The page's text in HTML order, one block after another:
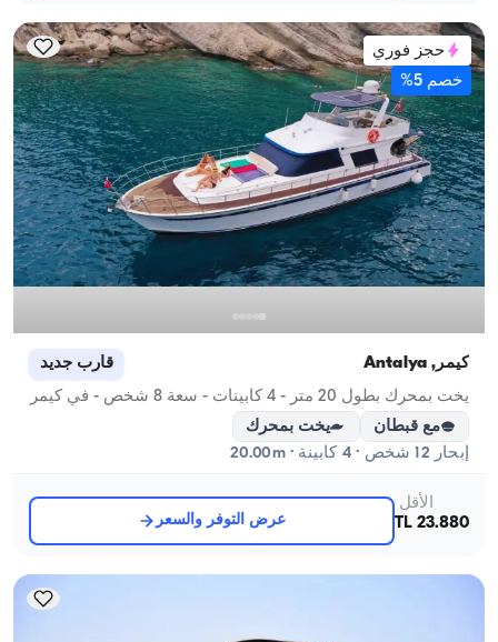
حجز فوري
خصم 5%
كيمر, Antalya قارب جديد
يخت بمحرك بطول 20 متر - 4 كابينات - سعة 8 شخص - في كيمر
مع قبطان
يخت بمحرك
إبحار 12 شخص · 4 كابينة · 20.00m
الأقل
23.880 TL
عرض التوفر والسعر